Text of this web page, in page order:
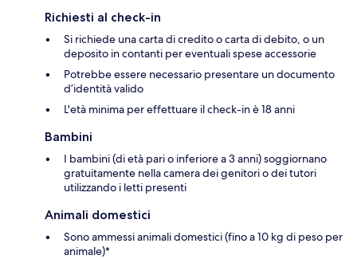
Richiesti al check-in
Si richiede una carta di credito o carta di debito, o un
deposito in contanti per eventuali spese accessorie
Potrebbe essere necessario presentare un documento
d’identità valido
L'età minima per effettuare il check-in è 18 anni
Bambini
I bambini (di età pari o inferiore a 3 anni) soggiornano
gratuitamente nella camera dei genitori o dei tutori
utilizzando i letti presenti
Animali domestici
Sono ammessi animali domestici (fino a 10 kg di peso per
animale)*